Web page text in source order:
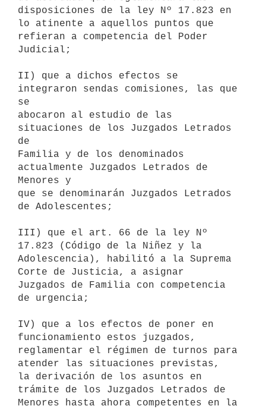
disposiciones de la ley Nº 17.823 en
lo atinente a aquellos puntos que
refieran a competencia del Poder
Judicial;
II) que a dichos efectos se
integraron sendas comisiones, las que
se
abocaron al estudio de las
situaciones de los Juzgados Letrados
de
Familia y de los denominados
actualmente Juzgados Letrados de
Menores y
que se denominarán Juzgados Letrados
de Adolescentes;
III) que el art. 66 de la ley Nº
17.823 (Código de la Niñez y la
Adolescencia), habilitó a la Suprema
Corte de Justicia, a asignar
Juzgados de Familia con competencia
de urgencia;
IV) que a los efectos de poner en
funcionamiento estos juzgados,
reglamentar el régimen de turnos para
atender las situaciones previstas,
la derivación de los asuntos en
trámite de los Juzgados Letrados de
Menores hasta ahora competentes en la